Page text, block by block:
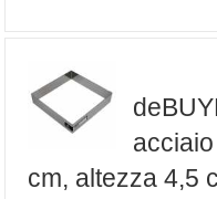
cm, altezza 4,5